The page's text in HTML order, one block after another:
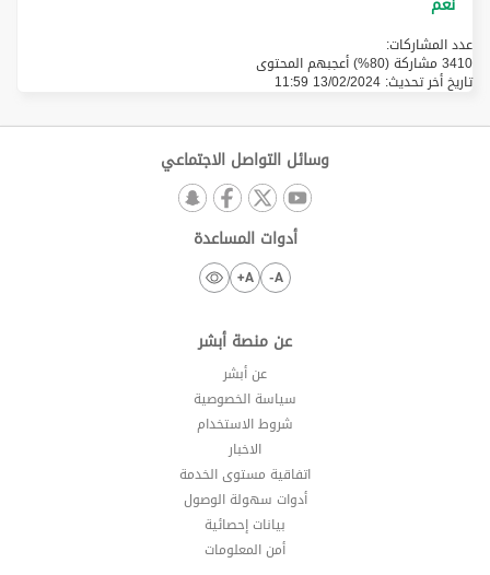
عدد المشاركات:
3410 مشاركة (80%) أعجبهم المحتوى
تاريخ أخر تحديث: 13/02/2024 11:59
وسائل التواصل الاجتماعي
أدوات المساعدة
A-
A+
عن منصة أبشر
عن أبشر
سياسة الخصوصية
شروط الاستخدام
الاخبار
اتفاقية مستوى الخدمة
أدوات سهولة الوصول
بيانات إحصائية
أمن المعلومات